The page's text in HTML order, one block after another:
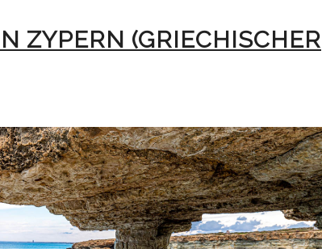
ZYPERN (GRIECHISCHER